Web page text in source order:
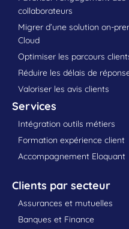
collaborateurs
Migrer d’une solution on-
Cloud
Optimiser les parcours
Réduire les délais de
Valoriser les avis clients
Services
Intégration outils métiers
Formation expérience client
Accompagnement Eloquant
Clients par secteur
Assurances et mutuelles
Banques et Finance